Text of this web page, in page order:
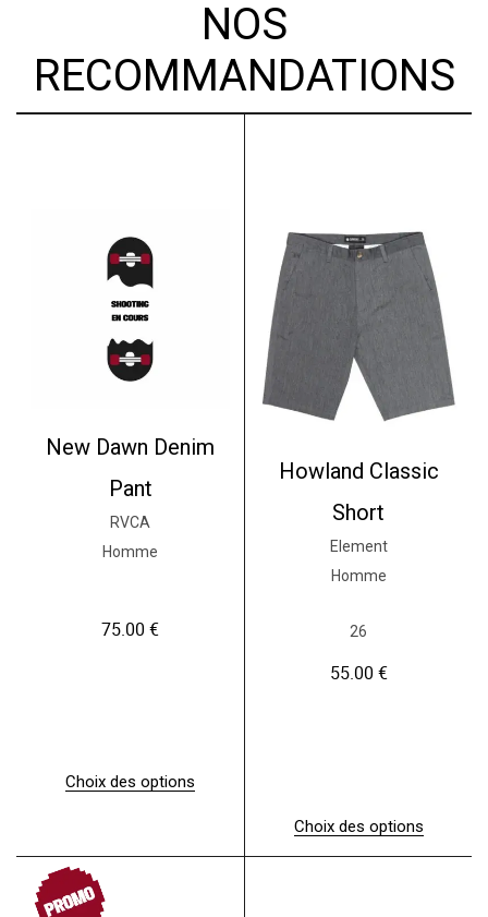
NOS
RECOMMANDATIONS
New Dawn Denim
Pant
RVCA
Homme
75.00 €
Choix des options
r
Howland Classic
Short
Element
Homme
26
55.00 €
Choix des options
e
PROMO